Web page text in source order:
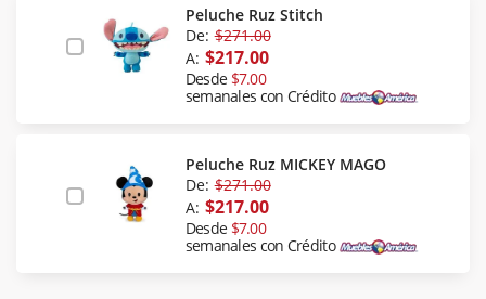
Peluche Ruz Stitch
De: $271.00
A: $217.00
Desde $7.00
semanales con Crédito
Peluche Ruz MICKEY MAGO
De: $271.00
A: $217.00
Desde $7.00
semanales con Crédito